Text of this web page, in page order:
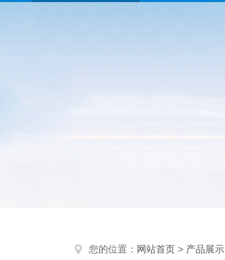
您的位置： 网站首页 > 产品展示